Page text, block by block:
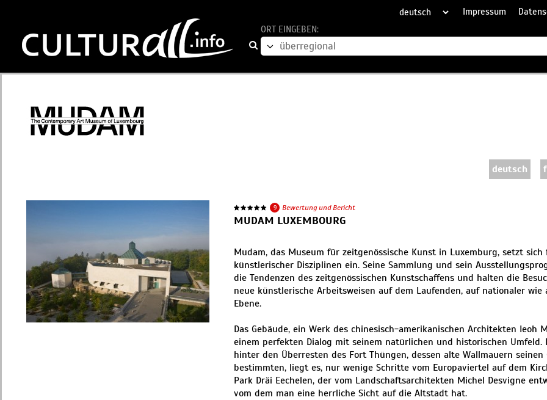
Impressum
ORT EINGEBEN:
deutsch
9 Bewertung und Bericht
MUDAM LUXEMBOURG
Mudam, das Museum für zeitgenössische Kunst in Luxemburg, setzt
künstlerischer Disziplinen ein. Seine Sammlung und sein
die Tendenzen des zeitgenössischen Kunstschaffens und halten die
neue künstlerische Arbeitsweisen auf dem Laufenden, auf nationaler
Ebene.
Das Gebäude, ein Werk des chinesisch-amerikanischen Architekten Ieoh
einem perfekten Dialog mit seinem natürlichen und historischen
hinter den Überresten des Fort Thüngen, dessen alte Wallmauern seinen
bestimmten, liegt es, nur wenige Schritte vom Europaviertel auf dem
Park Dräi Eechelen, der vom Landschaftsarchitekten Michel Desvigne
vom dem man eine herrliche Sicht auf die Altstadt hat.